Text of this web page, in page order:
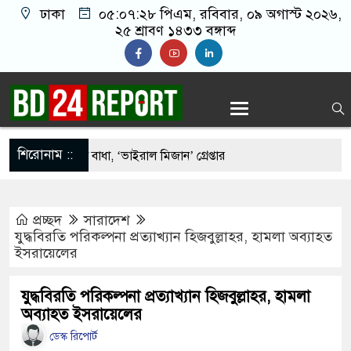
ঢাকা ০৫:০৭:২৯ পিএম, রবিবার, ০৯ অগাস্ট ২০২৬,
২৫ শ্রাবণ ১৪৩৩ বঙ্গাব্দ
শিরোনাম ::
বিচ্ছিন্নে বাধা, ‘ভাইরাল মিজান’ গ্রেপ্তার
নেভাতে গিয়ে হেলিকপ্টার বিধ্বস্ত, নিহত ২ পাইলট
সুস্থ হয়ে উঠছেন মুক্তার গাজী
ঘরত আরামে ঘুম যাইত পারগুম’
অভিযোগে পরিচালক শাকিল নূরানী গ্রেপ্তার
প্রচ্ছদ
সারাদেশ
যুদ্ধবিরতি পরিকল্পনা প্রত্যাখ্যান হিজবুল্লাহর, হামলা অব্যাহত
ইসরায়েলের
যুদ্ধবিরতি পরিকল্পনা প্রত্যাখ্যান হিজবুল্লাহর, হামলা
অব্যাহত ইসরায়েলের
ডেস্ক রিপোর্ট